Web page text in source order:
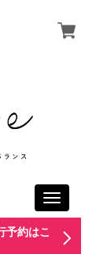
Toggle
予約はこ